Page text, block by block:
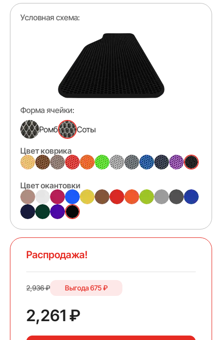
Распродажа!
2,936 ₽ Выгода675 ₽
2,261 ₽
Условная схема:
Форма ячейки:
Ромб
Соты
Цвет коврика
Цвет окантовки